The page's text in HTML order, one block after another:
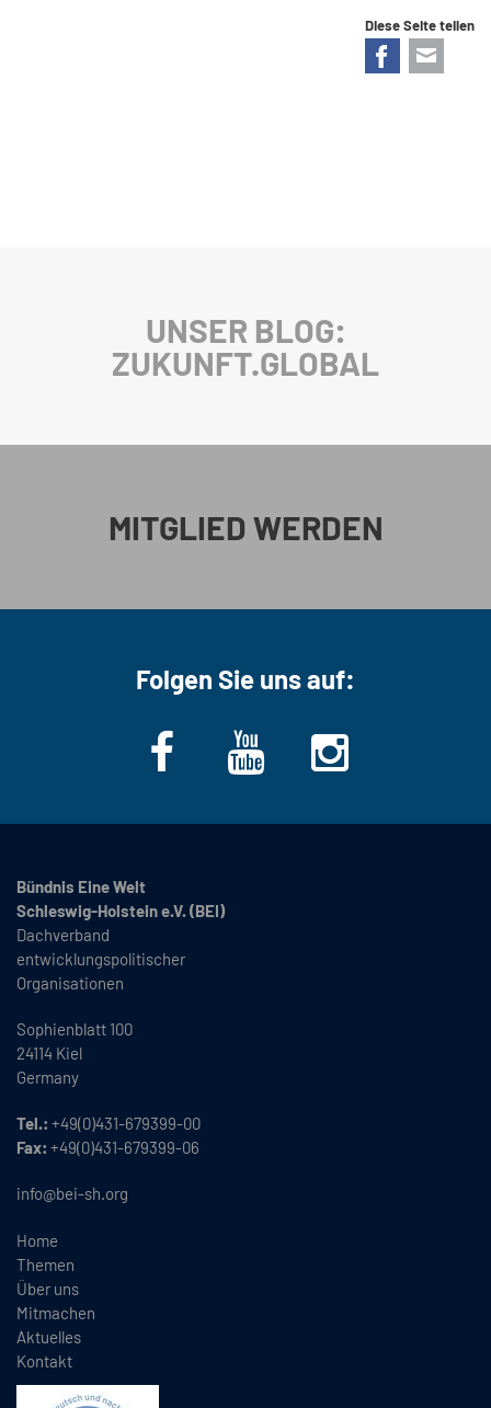
Diese Seite teilen
Facebook
UNSER BLOG:
ZUKUNFT.GLOBAL
MITGLIED WERDEN
Folgen Sie uns auf:
Bündnis Eine Welt
Schleswig-Holstein e.V. (BEI)
Dachverband
entwicklungspolitischer
Organisationen
Sophienblatt 100
24114 Kiel
Germany
Tel.: +49(0)431-679399-00
Fax: +49(0)431-679399-06
info@bei-sh.org
Home
Themen
Über uns
Mitmachen
Aktuelles
Kontakt